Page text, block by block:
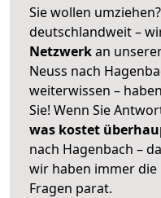
Sie wollen
deutschlandweit –
Netzwerkan
Neuss nach
weiterwissen –
Sie! Wenn Sie
was kostet
nach Hagenbach –
wir haben immer
Fragen parat.